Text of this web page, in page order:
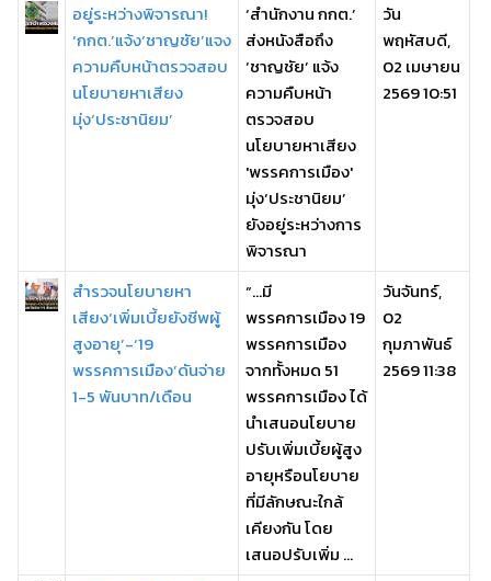
อยู่ระหว่างพิจารณา!
‘กกต.’แจ้ง‘ชาญชัย’แจง
ความคืบหน้าตรวจสอบ
นโยบายหาเสียง
มุ่ง‘ประชานิยม’
‘สำนักงาน กกต.’
ส่งหนังสือถึง
‘ชาญชัย’ แจ้ง
ความคืบหน้า
ตรวจสอบ
นโยบายหาเสียง
'พรรคการเมือง'
มุ่ง‘ประชานิยม’
ยังอยู่ระหว่างการ
พิจารณา
วัน
พฤหัสบดี,
02 เมษายน
2569 10:51
สำรวจนโยบายหา
เสียง‘เพิ่มเบี้ยยังชีพผู้
สูงอายุ’-‘19
พรรคการเมือง’ดันจ่าย
1-5 พันบาท/เดือน
“…มี
พรรคการเมือง 19
พรรคการเมือง
จากทั้งหมด 51
พรรคการเมือง ได้
นำเสนอนโยบาย
ปรับเพิ่มเบี้ยผู้สูง
อายุหรือนโยบาย
ที่มีลักษณะใกล้
เคียงกัน โดย
เสนอปรับเพิ่ม ...
วันจันทร์,
02
กุมภาพันธ์
2569 11:38